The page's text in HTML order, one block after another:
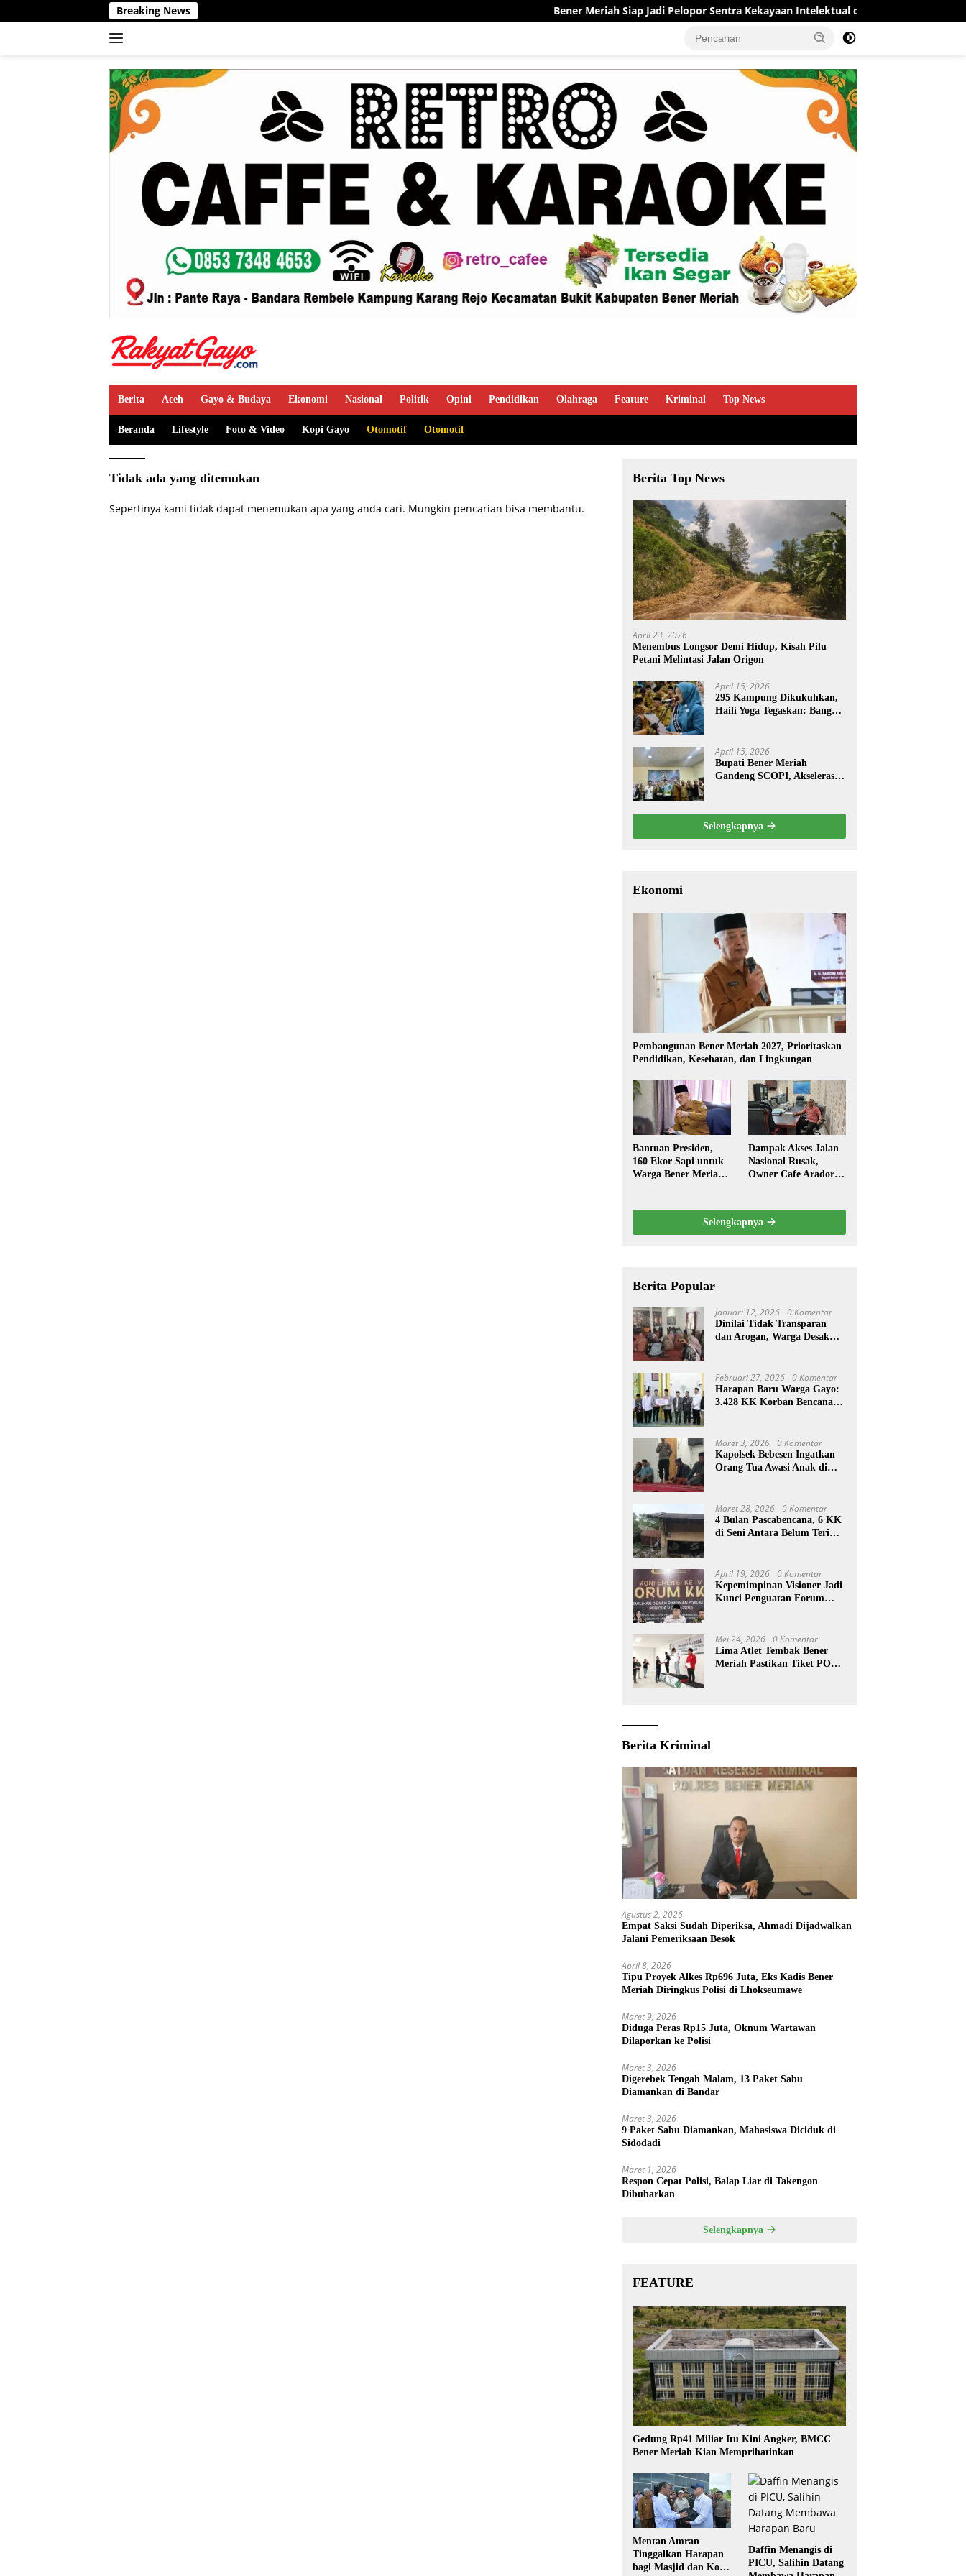
ke
Breaking News Bener Meriah Siap Jadi Pelopor Sentra Kekayaan Intelektual di Aceh
Berita Aceh Gayo & Budaya Ekonomi Nasional Politik Opini Pendidikan Olahraga Feature Kriminal Top News
Beranda Lifestyle Foto & Video Kopi Gayo Otomotif Otomotif
Tidak ada yang ditemukan
Sepertinya kami tidak dapat menemukan apa yang anda cari. Mungkin pencarian bisa membantu.
Berita Top News
April 23, 2026
Menembus Longsor Demi Hidup, Kisah Pilu
Petani Melintasi Jalan Origon
April 15, 2026
295 Kampung Dikukuhkan,
Haili Yoga Tegaskan: Bangun
April 15, 2026
Bupati Bener Meriah
Gandeng SCOPI, Akselerasi
Selengkapnya
Ekonomi
Pembangunan Bener Meriah 2027, Prioritaskan
Pendidikan, Kesehatan, dan Lingkungan
Bantuan Presiden,
160 Ekor Sapi untuk
Warga Bener Meriah
Dampak Akses Jalan
Nasional Rusak,
Owner Cafe Arador
Selengkapnya
Berita Popular
Januari 12, 2026 0 Komentar
Dinilai Tidak Transparan
dan Arogan, Warga Desak
Februari 27, 2026 0 Komentar
Harapan Baru Warga Gayo:
3.428 KK Korban Bencana
Maret 3, 2026 0 Komentar
Kapolsek Bebesen Ingatkan
Orang Tua Awasi Anak di
Maret 28, 2026 0 Komentar
4 Bulan Pascabencana, 6 KK
di Seni Antara Belum Terima
April 19, 2026 0 Komentar
Kepemimpinan Visioner Jadi
Kunci Penguatan Forum
Mei 24, 2026 0 Komentar
Lima Atlet Tembak Bener
Meriah Pastikan Tiket PORA
Berita Kriminal
Agustus 2, 2026
Empat Saksi Sudah Diperiksa, Ahmadi Dijadwalkan
Jalani Pemeriksaan Besok
April 8, 2026
Tipu Proyek Alkes Rp696 Juta, Eks Kadis Bener
Meriah Diringkus Polisi di Lhokseumawe
Maret 9, 2026
Diduga Peras Rp15 Juta, Oknum Wartawan
Dilaporkan ke Polisi
Maret 3, 2026
Digerebek Tengah Malam, 13 Paket Sabu
Diamankan di Bandar
Maret 3, 2026
9 Paket Sabu Diamankan, Mahasiswa Diciduk di
Sidodadi
Maret 1, 2026
Respon Cepat Polisi, Balap Liar di Takengon
Dibubarkan
Selengkapnya
FEATURE
Gedung Rp41 Miliar Itu Kini Angker, BMCC
Bener Meriah Kian Memprihatinkan
Mentan Amran
Tinggalkan Harapan
bagi Masjid dan Kopi
Daffin Menangis di
PICU, Salihin Datang